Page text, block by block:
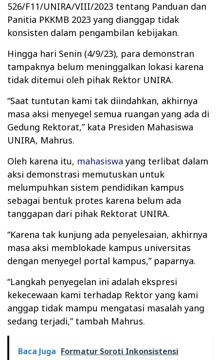
526/F11/UNIRA/VIII/2023 tentang Panduan dan
Panitia PKKMB 2023 yang dianggap tidak
konsisten dalam pengambilan kebijakan.
Hingga hari Senin (4/9/23), para demonstran
tampaknya belum meninggalkan lokasi karena
tidak ditemui oleh pihak Rektor UNIRA.
“Saat tuntutan kami tak diindahkan, akhirnya
masa aksi menyegel semua ruangan yang ada di
Gedung Rektorat,” kata Presiden Mahasiswa
UNIRA, Mahrus.
Oleh karena itu, mahasiswa yang terlibat dalam
aksi demonstrasi memutuskan untuk
melumpuhkan sistem pendidikan kampus
sebagai bentuk protes karena belum ada
tanggapan dari pihak Rektorat UNIRA.
“Karena tak kunjung ada penyelesaian, akhirnya
masa aksi memblokade kampus universitas
dengan menyegel portal kampus,” paparnya.
“Langkah penyegelan ini adalah ekspresi
kekecewaan kami terhadap Rektor yang kami
anggap tidak mampu mengatasi masalah yang
sedang terjadi,” tambah Mahrus.
Baca Juga Formatur Soroti Inkonsistensi